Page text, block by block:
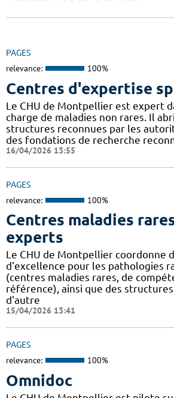
PAGES
relevance: 100%
Centres d'expertise
Le CHU de Montpellier est expert
charge de maladies non rares. Il
structures reconnues par les
des fondations de recherche
16/04/2026 13:55
PAGES
relevance: 100%
Centres maladies
experts
Le CHU de Montpellier coordonne
d'excellence pour les pathologies
(centres maladies rares, de
référence), ainsi que des
d'autre
15/04/2026 13:41
PAGES
relevance: 100%
Omnidoc